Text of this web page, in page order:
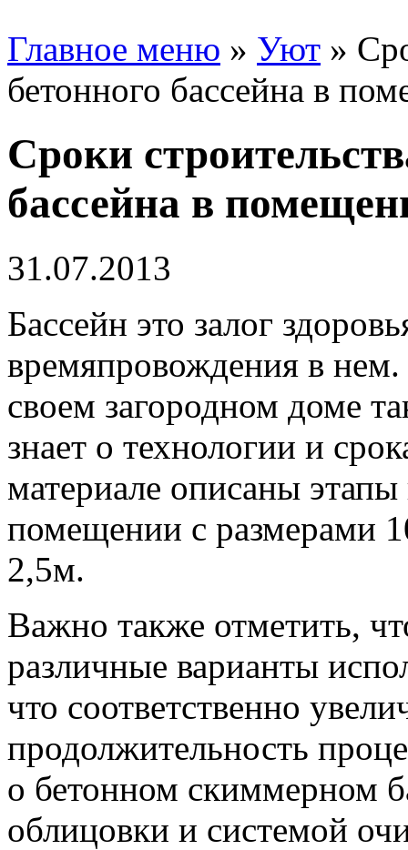
Главное меню » Уют »
бетонного бассейна в
Сроки
бассейна в
31.07.2013
Бассейн это залог
времяпровождения в
своем загородном доме
знает о технологии и
материале описаны этапы
помещении с размерами
2,5м.
Важно также отметить,
различные варианты
что соответственно
продолжительность
о бетонном скиммерном
облицовки и системой